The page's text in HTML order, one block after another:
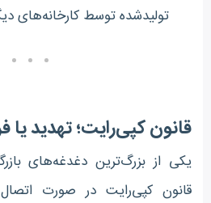
تولیدشده توسط کارخانه‌های
قانون کپی‌رایت؛ تهدید
یکی از بزرگ‌ترین دغدغه‌های
قانون کپی‌رایت در صورت